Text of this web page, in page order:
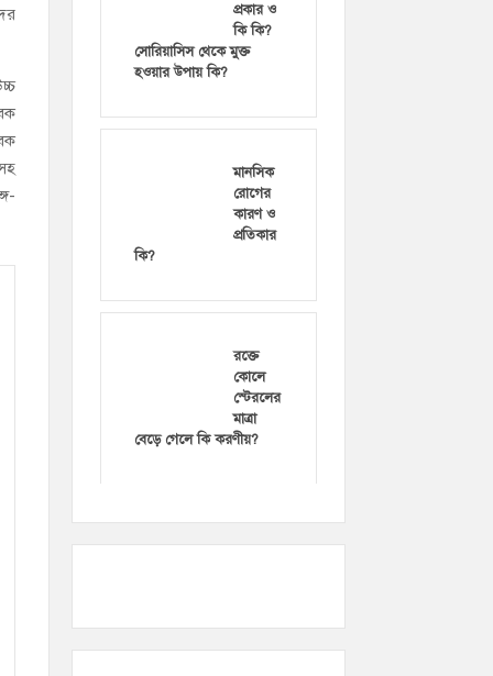
প্রকার ও
কি কি?
সোরিয়াসিস থেকে মুক্ত
হওয়ার উপায় কি?
মানসিক
রোগের
কারণ ও
প্রতিকার
কি?
রক্তে
কোলে
স্টেরলের
মাত্রা
বেড়ে গেলে কি করণীয়?